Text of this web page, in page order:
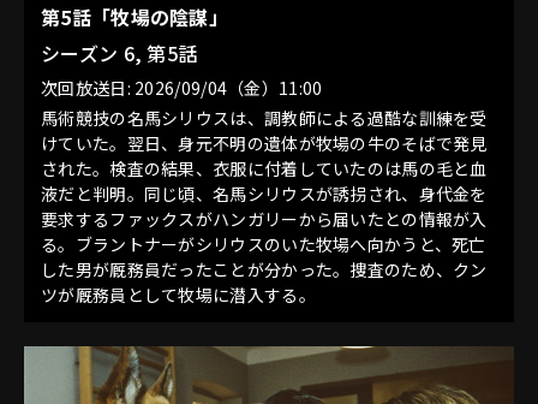
第5話「牧場の陰謀」
シーズン 6, 第5話
次回放送日: 2026/09/04（金）11:00
馬術競技の名馬シリウスは、調教師による過酷な訓練を受
けていた。翌日、身元不明の遺体が牧場の牛のそばで発見
された。検査の結果、衣服に付着していたのは馬の毛と血
液だと判明。同じ頃、名馬シリウスが誘拐され、身代金を
要求するファックスがハンガリーから届いたとの情報が入
る。ブラントナーがシリウスのいた牧場へ向かうと、死亡
した男が厩務員だったことが分かった。捜査のため、クン
ツが厩務員として牧場に潜入する。